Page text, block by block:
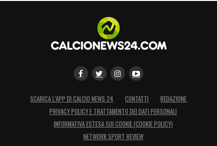
SCARICA L’APP DI CALCIO NEWS 24 CONTATTI
REDAZIONE
PRIVACY POLICY E TRATTAMENTO DEI DATI PERSONALI
INFORMATIVA ESTESA SUI COOKIE (COOKIE POLICY)
NETWORK SPORT REVIEW